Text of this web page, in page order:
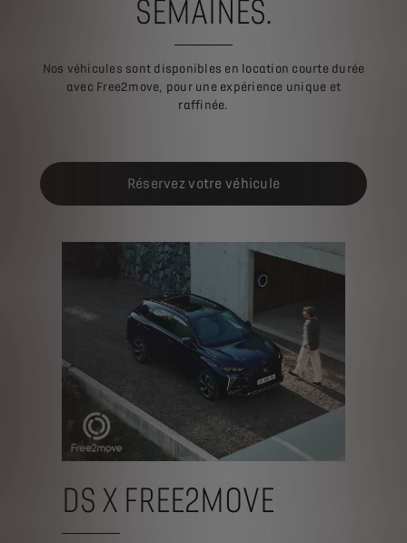
SEMAINES.
Nos véhicules sont disponibles en location courte durée
avec Free2move, pour une expérience unique et
raffinée.
Réservez votre véhicule
DS X FREE2MOVE